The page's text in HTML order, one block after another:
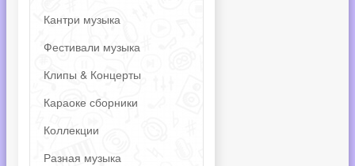
Кантри музыка
Фестивали музыка
Клипы & Концерты
Караоке сборники
Коллекции
Разная музыка